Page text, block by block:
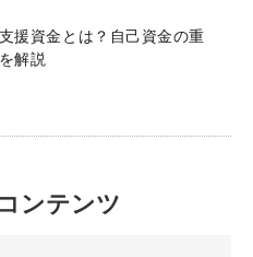
援資金とは？自己資金の重
解説
ンテンツ